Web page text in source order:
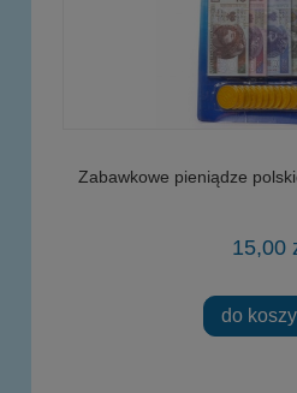
Zabawkowe pieniądze
15,00
do